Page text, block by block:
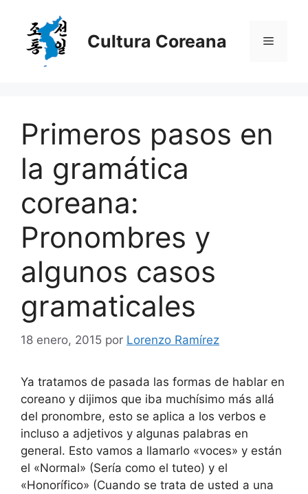
contenido
Cultura Coreana Menú
Primeros pasos en
la gramática
coreana:
Pronombres y
algunos casos
gramaticales
18 enero, 2015 por Lorenzo Ramírez
Ya tratamos de pasada las formas de hablar en
coreano y dijimos que iba muchísimo más allá
del pronombre, esto se aplica a los verbos e
incluso a adjetivos y algunas palabras en
general. Esto vamos a llamarlo «voces» y están
el «Normal» (Sería como el tuteo) y el
«Honorífico» (Cuando se trata de usted a una